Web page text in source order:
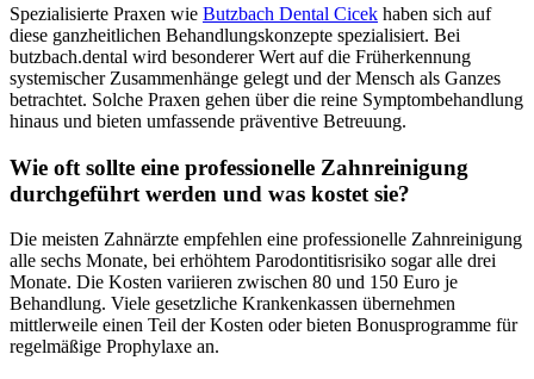
Spezialisierte Praxen wie Butzbach Dental Cicek haben sich auf
diese ganzheitlichen Behandlungskonzepte spezialisiert. Bei
butzbach.dental wird besonderer Wert auf die Früherkennung
systemischer Zusammenhänge gelegt und der Mensch als Ganzes
betrachtet. Solche Praxen gehen über die reine Symptombehandlung
hinaus und bieten umfassende präventive Betreuung.
Wie oft sollte eine professionelle Zahnreinigung
durchgeführt werden und was kostet sie?
Die meisten Zahnärzte empfehlen eine professionelle Zahnreinigung
alle sechs Monate, bei erhöhtem Parodontitisrisiko sogar alle drei
Monate. Die Kosten variieren zwischen 80 und 150 Euro je
Behandlung. Viele gesetzliche Krankenkassen übernehmen
mittlerweile einen Teil der Kosten oder bieten Bonusprogramme für
regelmäßige Prophylaxe an.